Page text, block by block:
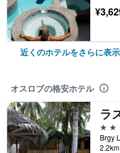
近くのホテルをさらに表示
オスロブの格安ホテル
2つ星